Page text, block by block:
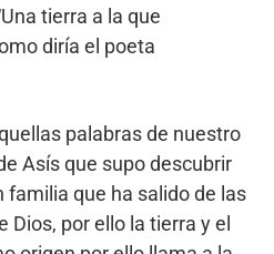
tierra a la que
diría el poeta
palabras de nuestro
Asís que supo descubrir
familia que ha salido de las
por ello la tierra y el